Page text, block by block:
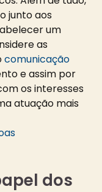
junto aos
um
as
comunicação
e assim por
os interesses
atuação mais
dos